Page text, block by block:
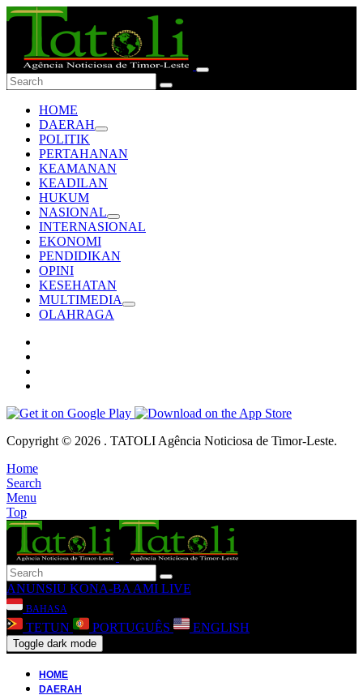
HOME
DAERAH
POLITIK
PERTAHANAN
KEAMANAN
KEADILAN
HUKUM
NASIONAL
INTERNASIONAL
EKONOMI
PENDIDIKAN
OPINI
KESEHATAN
MULTIMEDIA
OLAHRAGA
Copyright © 2026 . TATOLI Agência Noticiosa de Timor-Leste.
Home
Search
Menu
Top
ANUNSIU KONA-BA AMI LIVE
BAHASA
TETUN PORTUGUÊS ENGLISH
Toggle dark mode
HOME
DAERAH